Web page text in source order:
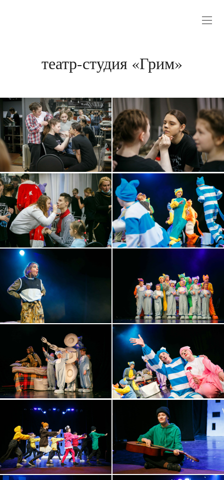
театр-студия «Грим»